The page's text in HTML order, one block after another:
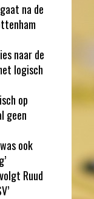
na de
naar de
logisch
op
geen
ook
Ruud